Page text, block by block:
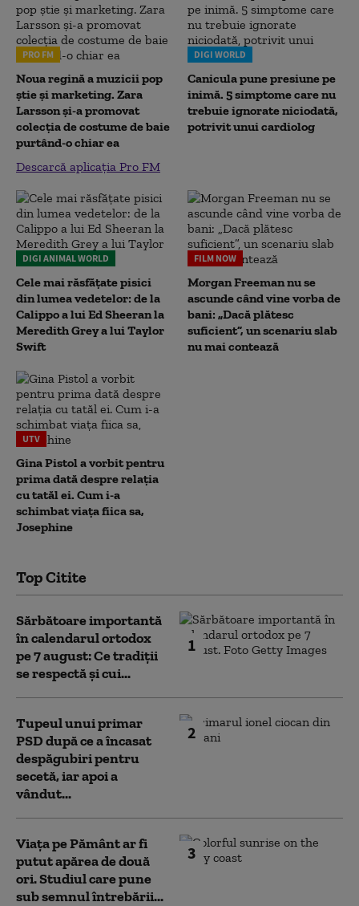
PRO FM
Noua regină a muzicii pop
știe și marketing. Zara
Larsson și-a promovat
colecția de costume de baie
purtând-o chiar ea
Descarcă aplicația Pro FM
DIGI WORLD
Canicula pune presiune pe
inimă. 5 simptome care nu
trebuie ignorate niciodată,
potrivit unui cardiolog
DIGI ANIMAL WORLD
Cele mai răsfățate pisici
din lumea vedetelor: de la
Calippo a lui Ed Sheeran la
Meredith Grey a lui Taylor
Swift
FILM NOW
Morgan Freeman nu se
ascunde când vine vorba de
bani: „Dacă plătesc
suficient”, un scenariu slab
nu mai contează
UTV
Gina Pistol a vorbit pentru
prima dată despre relația
cu tatăl ei. Cum i-a
schimbat viața fiica sa,
Josephine
Top Citite
1
Sărbătoare importantă
în calendarul ortodox
pe 7 august: Ce tradiții
se respectă și cui...
2
Tupeul unui primar
PSD după ce a încasat
despăgubiri pentru
secetă, iar apoi a
vândut...
3
Viața pe Pământ ar fi
putut apărea de două
ori. Studiul care pune
sub semnul întrebării...